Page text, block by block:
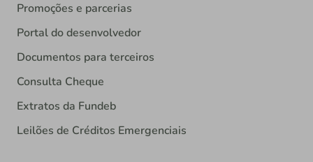
Promoções e parcerias
Portal do desenvolvedor
Documentos para terceiros
Consulta Cheque
Extratos da Fundeb
Leilões de Créditos Emergenciais